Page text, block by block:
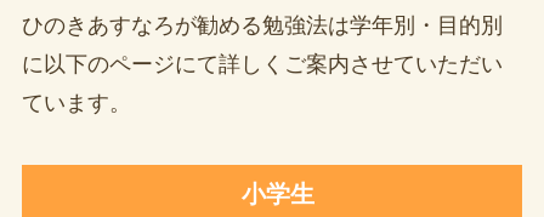
ひのきあすなろが勧める勉強法は学年別・目的別
に以下のページにて詳しくご案内させていただい
ています。
小学生